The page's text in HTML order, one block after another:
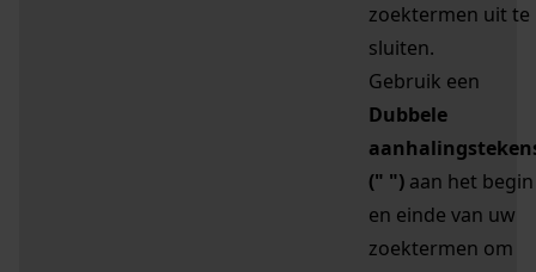
zoektermen uit te
sluiten.
Gebruik een
Dubbele
(" ") aan het begin
en einde van uw
zoektermen om